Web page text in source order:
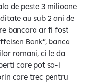
de peste 3 milioane
au sub 2 ani de
bancara ar fi fost
Bank”, banca
romani, ci le da
care pot sa-i
care trec pentru